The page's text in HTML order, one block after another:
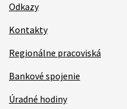
Odkazy
Kontakty
Regionálne pracoviská
Bankové spojenie
Úradné hodiny